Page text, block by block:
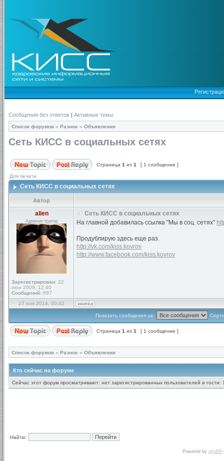
Сообщения без ответов | Активные темы
Список форумов » Разное » Объявления
Сеть КИСС в социальных сетях
Страница 1 из 1 [ 1 сообщение ]
Для печати
Сеть КИСС в социальных сетях
Автор
alien
Администратор
Зарегистрирован: 22
июн 2009, 12:40
Сообщений: 697
Сеть КИСС в социальных сетях
На главной добавилась ссылка "Мы в соц. сетях"
Продублирую здесь еще раз.
http://vk.com/kiss.kovrov
http://www.facebook.com/kiss.kovrov
27 ноя 2014, 00:42
Показать сообщения за:
Страница 1 из 1 [ 1 сообщение ]
Список форумов » Разное » Объявления
Кто сейчас на форуме
Сейчас этот форум просматривают: нет зарегистрированных пользователей и гости:
Найти:
Powered by phpBB